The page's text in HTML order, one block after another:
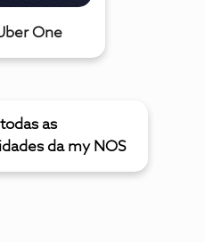
One
as
da my NOS